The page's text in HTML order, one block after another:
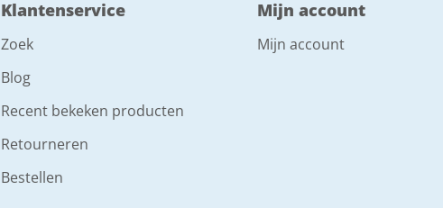
Klantenservice
Zoek
Blog
Recent bekeken producten
Retourneren
Bestellen
Mijn account
Mijn account